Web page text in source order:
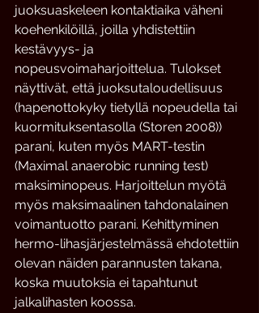
juoksuaskeleen kontaktiaika väheni
koehenkilöillä, joilla yhdistettiin
kestävyys- ja
nopeusvoimaharjoittelua. Tulokset
näyttivät, että juoksutaloudellisuus
(hapenottokyky tietyllä nopeudella tai
kuormituksentasolla (Storen 2008))
parani, kuten myös MART-testin
(Maximal anaerobic running test)
maksiminopeus. Harjoittelun myötä
myös maksimaalinen tahdonalainen
voimantuotto parani. Kehittyminen
hermo-lihasjärjestelmässä ehdotettiin
olevan näiden parannusten takana,
koska muutoksia ei tapahtunut
jalkalihasten koossa.